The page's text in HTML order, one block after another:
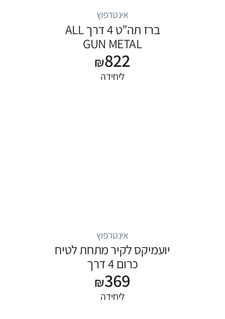
אינטרפוץ
ברז תה”ט 4 דרך ALL
GUN METAL
₪822
ליחידה
אינטרפוץ
יועמיקס לקיר מתחת לטיח
כרום 4 דרך
₪369
ליחידה